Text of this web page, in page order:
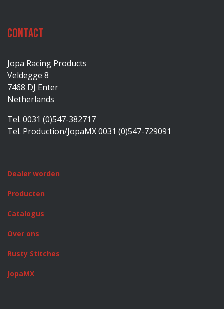
Contact
Jopa Racing Products
Veldegge 8
7468 DJ Enter
Netherlands
Tel. 0031 (0)547-382717
Tel. Production/JopaMX 0031 (0)547-729091
Dealer worden
Producten
Catalogus
Over ons
Rusty Stitches
JopaMX